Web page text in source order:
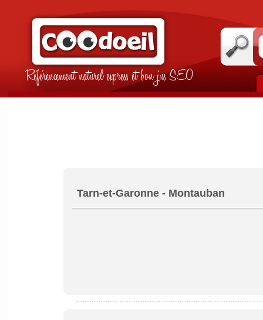
Référencement naturel express et bon jus SEO
Tarn-et-Garonne - Montauban